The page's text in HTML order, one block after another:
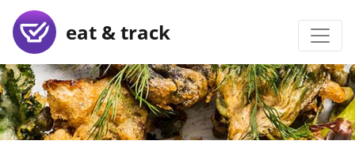
eat & track